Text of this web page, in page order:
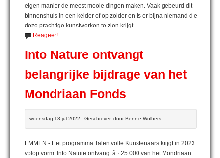
eigen manier de meest mooie dingen maken. Vaak gebeurd dit
binnenshuis in een kelder of op zolder en is er bijna niemand die
deze prachtige kunstwerken te zien krijgt.
Reageer!
Into Nature ontvangt
belangrijke bijdrage van het
Mondriaan Fonds
woensdag 13 jul 2022 | Geschreven door Bennie Wolbers
EMMEN - Het programma Talentvolle Kunstenaars krijgt in 2023
volop vorm. Into Nature ontvangt â¬ 25.000 van het Mondriaan